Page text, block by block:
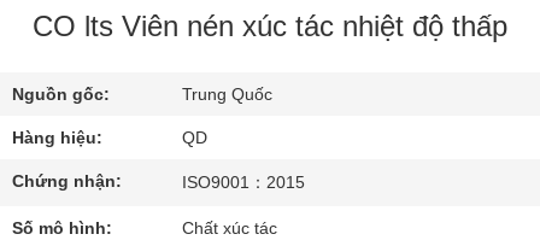
TÔI
THAM
QUAN
NHÀ
MÁY
CO lts Viên nén xúc tác nhiệt độ thấp
Nguồn gốc: Trung Quốc
Hàng hiệu: QD
Chứng nhận: ISO9001：2015
Số mô hình: Chất xúc tác